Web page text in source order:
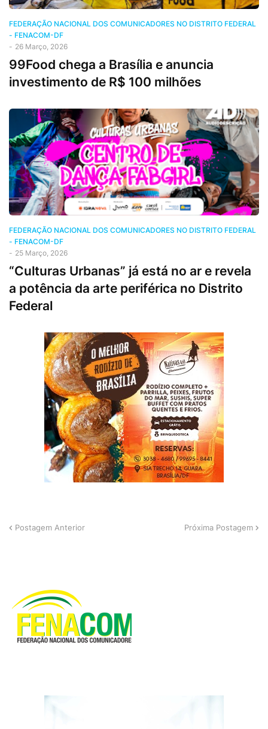
FEDERAÇÃO NACIONAL DOS COMUNICADORES NO DISTRITO FEDERAL
- FENACOM-DF
- 26 Março, 2026
99Food chega a Brasília e anuncia
investimento de R$ 100 milhões
FEDERAÇÃO NACIONAL DOS COMUNICADORES NO DISTRITO FEDERAL
- FENACOM-DF
- 25 Março, 2026
“Culturas Urbanas” já está no ar e revela
a potência da arte periférica no Distrito
Federal
Postagem Anterior Próxima Postagem